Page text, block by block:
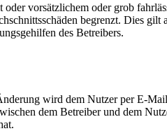
vorsätzlichem oder grob
begrenzt. Dies
des Betreibers.
wird dem Nutzer per E-
dem Betreiber und dem